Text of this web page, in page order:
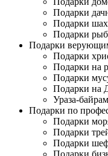
Подарки
Подарки
Подарки
Подарки
Подарки
Подарки на
Подарки
Подарки на
Ураза-
Подарки по
Подарки
Подарки
Подарки
Подарки